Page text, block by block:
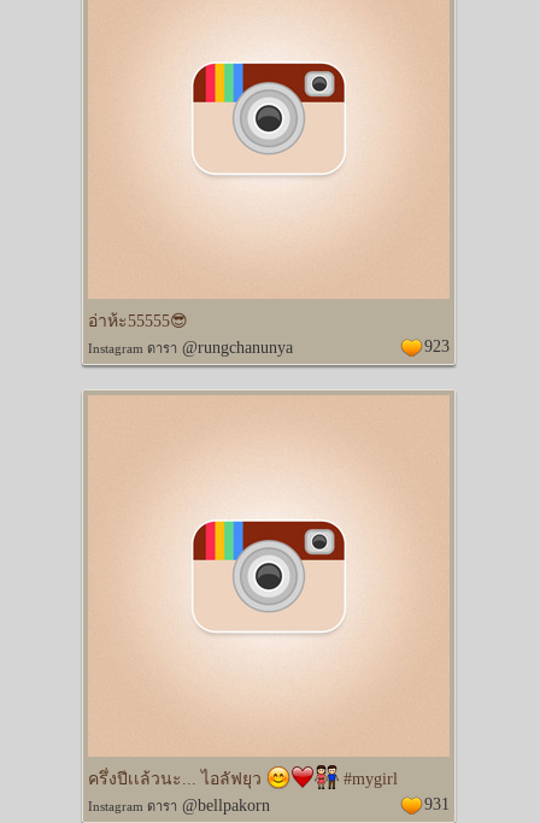
อ่าห้ะ55555😎
Instagram ดารา @rungchanunya 923
ครึ่งปีเเล้วนะ... ไอลัฟยุว #mygirl
Instagram ดารา @bellpakorn 931